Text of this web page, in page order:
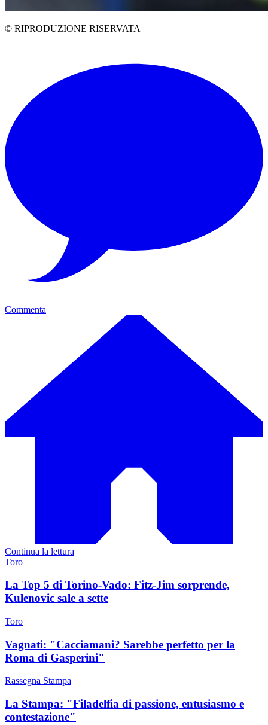
© RIPRODUZIONE RISERVATA
Commenta
Continua la lettura
Toro
La Top 5 di Torino-Vado: Fitz-Jim sorprende,
Kulenovic sale a sette
Toro
Vagnati: "Cacciamani? Sarebbe perfetto per la
Roma di Gasperini"
Rassegna Stampa
La Stampa: "Filadelfia di passione, entusiasmo e
contestazione"